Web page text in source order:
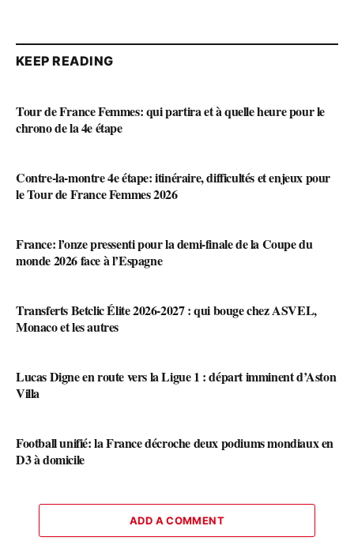
KEEP READING
Tour de France Femmes: qui partira et à quelle heure pour le
chrono de la 4e étape
Contre-la-montre 4e étape: itinéraire, difficultés et enjeux pour
le Tour de France Femmes 2026
France: l’onze pressenti pour la demi-finale de la Coupe du
monde 2026 face à l’Espagne
Transferts Betclic Élite 2026-2027 : qui bouge chez ASVEL,
Monaco et les autres
Lucas Digne en route vers la Ligue 1 : départ imminent d’Aston
Villa
Football unifié: la France décroche deux podiums mondiaux en
D3 à domicile
ADD A COMMENT